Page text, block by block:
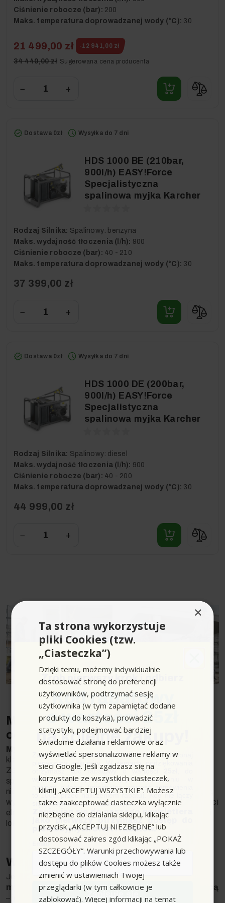
Ciśnienie robocze (bar): 200
Maks. temperatura doprowadzanej wody (°C): 30
21 499,00 zł -12 941,00 zł
34 440,00 zł Sugerowana cena producenta
− +
Dostawa 0zł Wysyłka do 7 dni
HDS 1000 BE (210bar,
900l/h) EASY!Force
Specjalistyczna
spalinowa myjka Karcher
Rodzaj Silnika: Spalinowy: benzyna
Maks. wydajność tłoczenia (l/h): 900
Ciśnienie robocze (bar): 40 - 210
Maks. temperatura doprowadzanej wody (°C): 30
37 399,00 zł
− +
Dostawa 0zł Wysyłka do 7 dni
HDS 1000 DE (200bar,
900l/h) EASY!Force
Specjalistyczna
spalinowa myjka Karcher
Rodzaj Silnika: Spalinowy: diesel
Maks. wydajność tłoczenia (l/h): 900
Ciśnienie robocze (bar): 40 - 200
Maks. temperatura doprowadzanej wody (°C): 30
44 999,00 zł
− +
Myjka spalinowa – czym się różni
od zwykłej myjki ciśnieniowej?
Myjka spalinowa
klasycznamyjka ciśnieniowa, ale wyróżnia ją napęd.
Zamiast zasilania elektrycznego, używa silnika
spalinowego do wygenerowania energii, co czyni ją
niezależną od dostępu do prądu. Dzięki temu możemy ją
wykorzystać w miejscach pozbawionych dostępu do sieci
elektrycznej, umożliwiając pracę w różnych warunkach i
lokalizacjach.
Wady i zalety myjek spalinowych
Jeśli chodzi o zalety to oprócz mobilności, wytrzymałe
myjki spalinowe charakteryzują się wysoką mocą
– ich maksymalne ciśnienie może dochodzić nawet
×
Ta strona wykorzystuje
pliki Cookies (tzw.
„Ciasteczka”)
Dzięki temu, możemy indywidualnie
dostosować stronę do preferencji
użytkowników, podtrzymać sesję
użytkownika (w tym zapamiętać dodane
produkty do koszyka), prowadzić
statystyki, podejmować bardziej
świadome działania reklamowe oraz
wyświetlać spersonalizowane reklamy w
sieci Google. Jeśli zgadzasz się na
korzystanie ze wszystkich ciasteczek,
kliknij „AKCEPTUJ WSZYSTKIE”. Możesz
także zaakceptować ciasteczka wyłącznie
niezbędne do działania sklepu, klikając
przycisk „AKCEPTUJ NIEZBĘDNE” lub
dostosować zakres zgód klikając „POKAŻ
SZCZEGÓŁY”. Warunki przechowywania lub
dostępu do plików Cookies możesz także
zmienić w ustawieniach Twojej
przeglądarki (w tym całkowicie je
zablokować). Więcej informacji na temat
Zrób pierwszy krok i odbierz
Kod rabatowy
o wartości 25zł
na kolejne zakupy!
Zapisz się do newslettera, załóż konto i dokonaj
pierwszych zakupów. W ramach podziękowania
otrzymasz kod rabatowy o wartości
wykorzystania przy kolejnym zamówieniu w
naszym sklepie (minimalna wartość zamówienia
to 100zł przed naliczeniem rabatu). Kod nie łączy
się z innymi kodami rabatowymi.
Zapisując się do naszego newslettera
jako pierwszy otrzymasz dostęp do
promocyjnych ofert i rabatów.
Email
Zapisuję się